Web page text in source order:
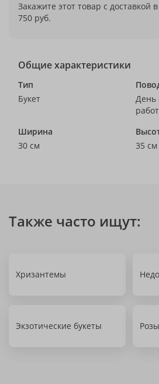
Закажите этот товар с доставкой
750 руб.
Общие характеристики
Тип
Букет
День
Ширина
30 см
35 см
Также часто ищут:
Хризантемы
Экзотические букеты Розы